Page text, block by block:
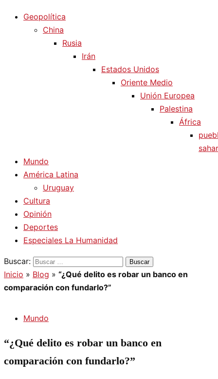
Geopolítica
China
Rusia
Irán
Estados Unidos
Oriente Medio
Unión Europea
Palestina
África
Mundo
América Latina
Uruguay
Cultura
Opinión
Deportes
Especiales La Humanidad
Buscar:
Inicio » Blog » “¿Qué delito es robar un banco en
comparación con fundarlo?”
Mundo
“¿Qué delito es robar un banco en
comparación con fundarlo?”